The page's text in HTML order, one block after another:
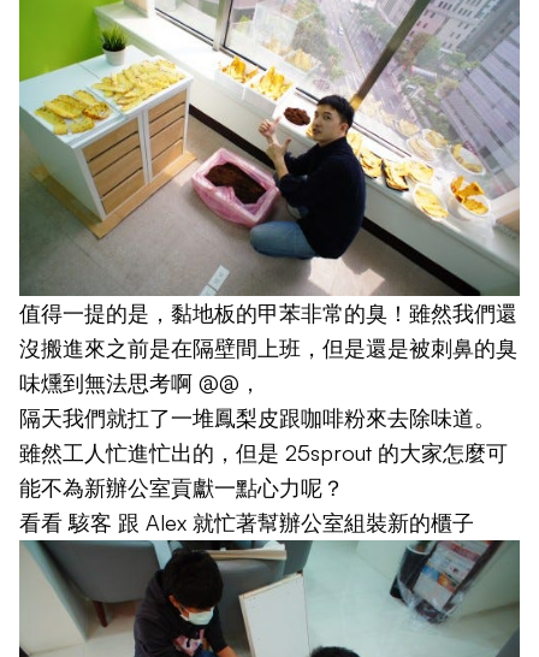
值得一提的是，黏地板的甲苯非常的臭！雖然我們還
沒搬進來之前是在隔壁間上班，但是還是被刺鼻的臭
味燻到無法思考啊 @@，
隔天我們就扛了一堆鳳梨皮跟咖啡粉來去除味道。
雖然工人忙進忙出的，但是 25sprout 的大家怎麼可
能不為新辦公室貢獻一點心力呢？
看看 駭客 跟 Alex 就忙著幫辦公室組裝新的櫃子